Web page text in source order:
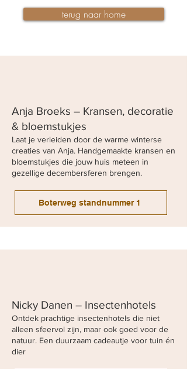
terug naar home
Anja Broeks – Kransen, decoratie
& bloemstukjes
Laat je verleiden door de warme winterse
creaties van Anja. Handgemaakte kransen en
bloemstukjes die jouw huis meteen in
gezellige decembersferen brengen.
Boterweg standnummer 1
Nicky Danen – Insectenhotels
Ontdek prachtige insectenhotels die niet
alleen sfeervol zijn, maar ook goed voor de
natuur. Een duurzaam cadeautje voor tuin én
dier